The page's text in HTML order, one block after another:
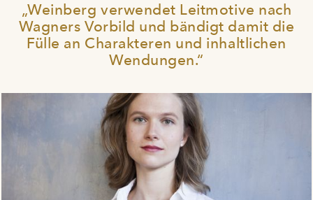
„Weinberg verwendet Leitmotive nach
Wagners Vorbild und bändigt damit die
Fülle an Charakteren und inhaltlichen
Wendungen.“